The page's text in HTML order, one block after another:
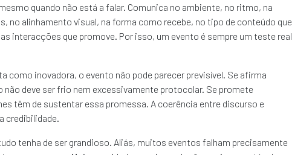
quando não está a falar. Comunica no ambiente, no ritmo, na
no alinhamento visual, na forma como recebe, no tipo de conteúdo que
interacções que promove. Por isso, um evento é sempre um teste real
como inovadora, o evento não pode parecer previsível. Se afirma
deve ser frio nem excessivamente protocolar. Se promete
têm de sustentar essa promessa. A coerência entre discurso e
credibilidade.
tenha de ser grandioso. Aliás, muitos eventos falham precisamente